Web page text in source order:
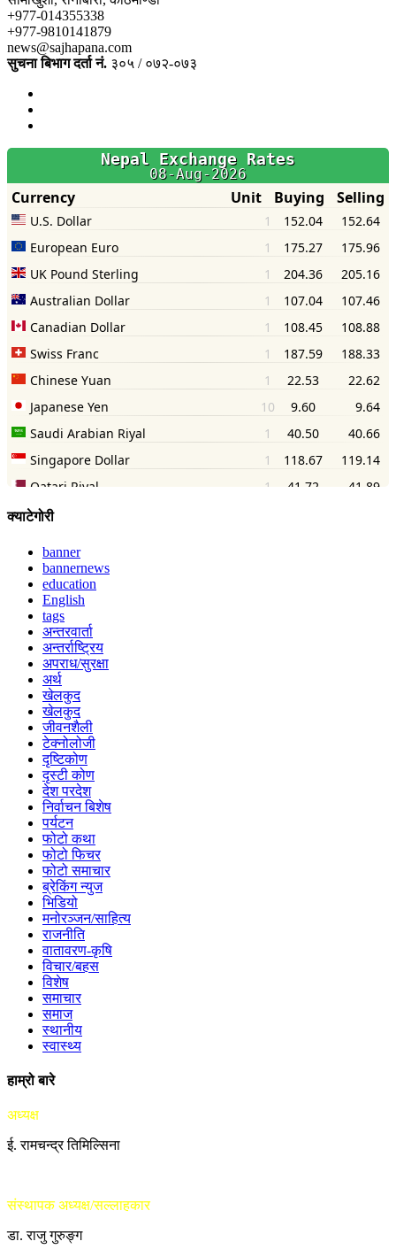
+977-014355338
+977-9810141879
news@sajhapana.com
सुचना बिभाग दर्ता नं. ३०५ / ०७२-०७३
क्याटेगोरी
banner
bannernews
education
English
tags
अन्तरवार्ता
अन्तर्राष्ट्रिय
अपराध/सुरक्षा
अर्थ
खेलकुद
खेलकुद
जीवनशैली
टेक्नोलोजी
दृष्टिकोण
दृस्टी कोण
देश परदेश
निर्वाचन बिशेष
पर्यटन
फोटो कथा
फोटो फिचर
फोटो समाचार
ब्रेकिंग न्युज
भिडियो
मनोरञ्जन/साहित्य
राजनीति
वातावरण-कृषि
विचार/बहस
विशेष
समाचार
समाज
स्थानीय
स्वास्थ्य
हाम्रो बारे
अध्यक्ष
ई. रामचन्द्र तिमिल्सिना
संस्थापक अध्यक्ष/सल्लाहकार
डा. राजु गुरुङ्ग